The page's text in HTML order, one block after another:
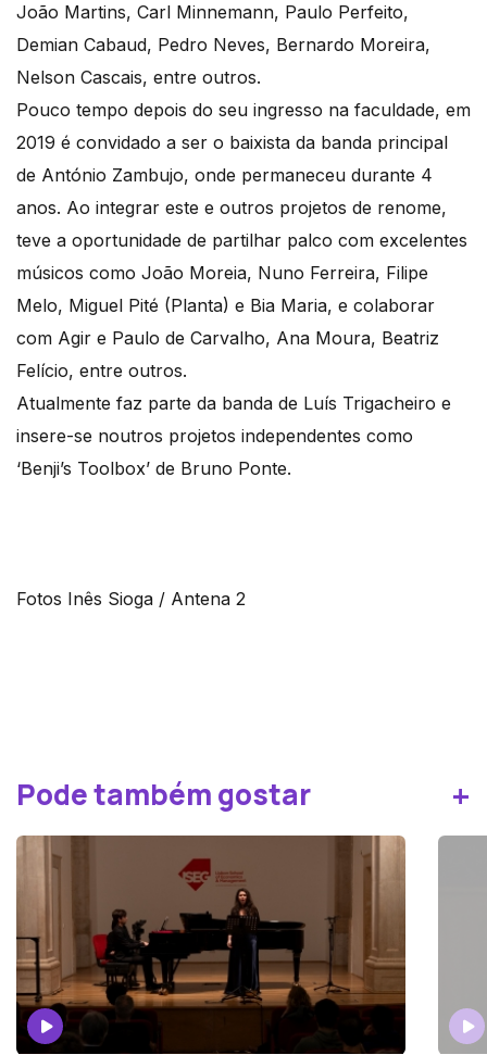
João Martins, Carl Minnemann, Paulo Perfeito,
Demian Cabaud, Pedro Neves, Bernardo Moreira,
Nelson Cascais, entre outros.
Pouco tempo depois do seu ingresso na faculdade, em
2019 é convidado a ser o baixista da banda principal
de António Zambujo, onde permaneceu durante 4
anos. Ao integrar este e outros projetos de renome,
teve a oportunidade de partilhar palco com excelentes
músicos como João Moreia, Nuno Ferreira, Filipe
Melo, Miguel Pité (Planta) e Bia Maria, e colaborar
com Agir e Paulo de Carvalho, Ana Moura, Beatriz
Felício, entre outros.
Atualmente faz parte da banda de Luís Trigacheiro e
insere-se noutros projetos independentes como
‘Benji’s Toolbox’ de Bruno Ponte.
Fotos Inês Sioga / Antena 2
Pode também gostar +